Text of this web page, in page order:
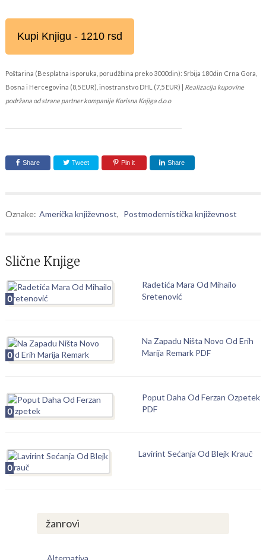
Kupi Knjigu - 1210 rsd
Poštarina (Besplatna isporuka, porudžbina preko 3000din): Srbija 180din Crna Gora,
Bosna i Hercegovina (8,5 EUR), inostranstvo DHL (7,5 EUR) | Realizacija kupovine
podržana od strane partner kompanije Korisna Knjiga d.o.o
Share Tweet Pin it Share
Oznake: Američka književnost, Postmodernistička književnost
Slične Knjige
0
Radetića Mara Od Mihailo
Sretenović
0
Na Zapadu Ništa Novo Od Erih
Marija Remark PDF
0
Poput Daha Od Ferzan Ozpetek
PDF
0
Lavirint Sećanja Od Blejk Krauč
žanrovi
Alternativa